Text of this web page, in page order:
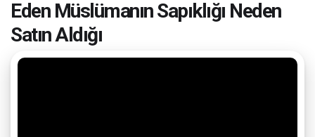
Eden Müslümanın Sapıklığı Neden
Satın Aldığı